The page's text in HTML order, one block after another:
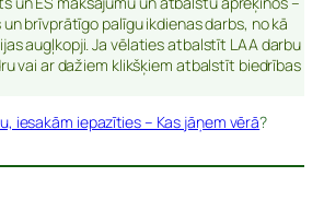
brīvprātīgo palīgu ikdienas darbs, no kā
augļkopji. Ja vēlaties atbalstīt LAA darbu
vai ar dažiem klikšķiem atbalstīt biedrības
iesakām iepazīties – Kas jāņem vērā?